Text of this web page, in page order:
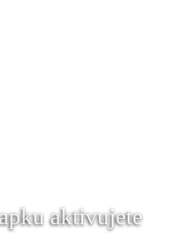
aktivujete